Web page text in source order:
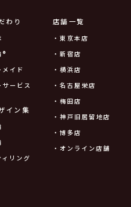
わり
®
メイド
サービス
イン集
ィリング
店舗一覧
・東京本店
・新宿店
・横浜店
・名古屋栄店
・梅田店
・神戸旧居留地店
・博多店
・オンライン店舗